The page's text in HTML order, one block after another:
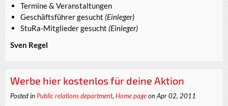
Termine & Veranstaltungen
Geschäftsführer gesucht (Einleger)
StuRa-Mitglieder gesucht (Einleger)
Sven Regel
Werbe hier kostenlos für deine Aktion
Posted in Public relations department, Home pageon Apr 02, 2011